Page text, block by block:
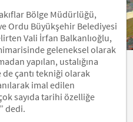
Bölge Müdürlüğü,
Ordu Büyükşehir Belediyesi
Vali İrfan Balkanlıoğlu,
geleneksel olarak
yapılan, ustalığına
çantı tekniği olarak
imal edilen
sayıda tarihi özelliğe
dedi.